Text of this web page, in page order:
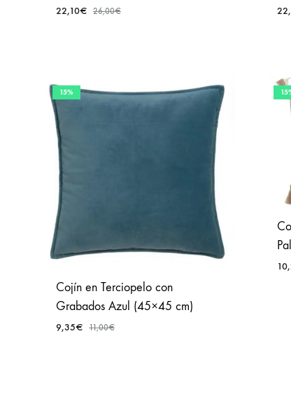
22,10€ 26,00€
FAVORITOS
15%
Cojín en Terciopelo con
Grabados Azul (45×45 cm)
9,35€ 11,00€